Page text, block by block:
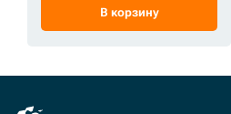
В корзину